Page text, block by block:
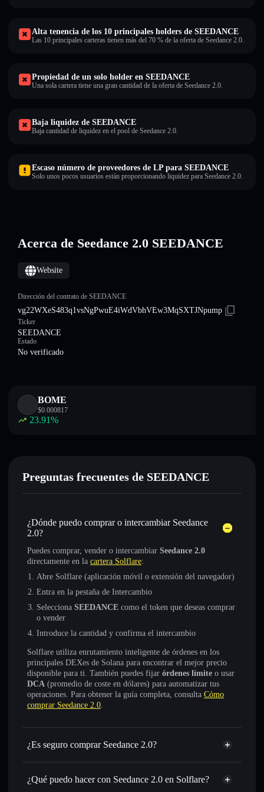
Alta tenencia de los 10 principales holders de SEEDANCE
Las 10 principales carteras tienen más del 70 % de la oferta de Seedance 2.0.
Propiedad de un solo holder en SEEDANCE
Una sola cartera tiene una gran cantidad de la oferta de Seedance 2.0.
Baja liquidez de SEEDANCE
Baja cantidad de liquidez en el pool de Seedance 2.0.
Escaso número de proveedores de LP para SEEDANCE
Solo unos pocos usuarios están proporcionando liquidez para Seedance 2.0.
Acerca de Seedance 2.0 SEEDANCE
Website
Dirección del contrato de SEEDANCE
vg22WXeS483q1vsNgPwuE4iWdVbhVEw3MqSXTJNpump
Ticker
SEEDANCE
Estado
No verificado
BOME
$0.000817
23.91%
Preguntas frecuentes de SEEDANCE
¿Dónde puedo comprar o intercambiar Seedance
2.0?
Puedes comprar, vender o intercambiar Seedance 2.0
directamente en la cartera Solflare:
Abre Solflare (aplicación móvil o extensión del navegador)
Entra en la pestaña de Intercambio
Selecciona SEEDANCE como el token que deseas comprar
o vender
Introduce la cantidad y confirma el intercambio
Solflare utiliza enrutamiento inteligente de órdenes en los
principales DEXes de Solana para encontrar el mejor precio
disponible para ti. También puedes fijar órdenes límite o usar
DCA (promedio de coste en dólares) para automatizar tus
operaciones. Para obtener la guía completa, consulta Cómo
comprar Seedance 2.0.
¿Es seguro comprar Seedance 2.0?
Seedance 2.0 no está verificado
¿Qué puedo hacer con Seedance 2.0 en Solflare?